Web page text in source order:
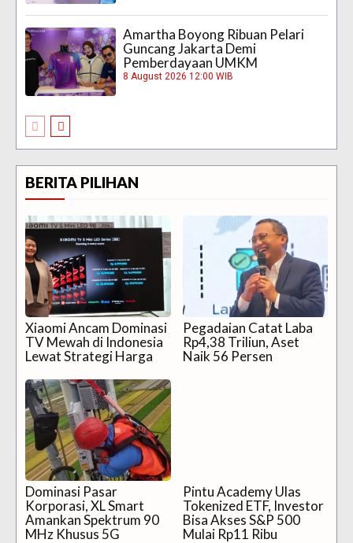
Amartha Boyong Ribuan Pelari
Guncang Jakarta Demi
Pemberdayaan UMKM
8 August 2026 12:00 WIB
BERITA PILIHAN
Xiaomi Ancam Dominasi
TV Mewah di Indonesia
Lewat Strategi Harga
Pegadaian Catat Laba
Rp4,38 Triliun, Aset
Naik 56 Persen
Dominasi Pasar
Korporasi, XL Smart
Amankan Spektrum 90
MHz Khusus 5G
Pintu Academy Ulas
Tokenized ETF, Investor
Bisa Akses S&P 500
Mulai Rp11 Ribu